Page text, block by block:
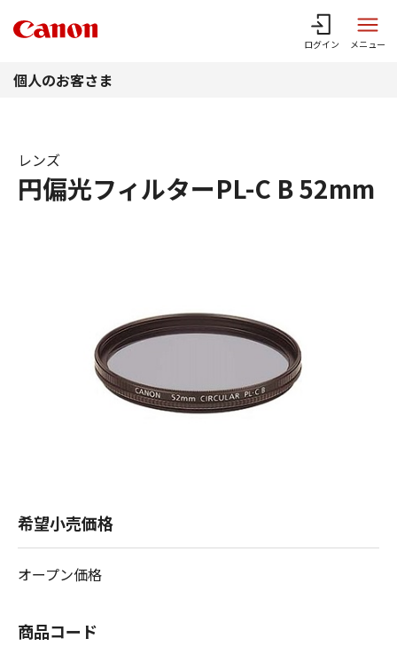
ログイン メニュー
個人のお客さま
円偏光フィルターPL-C B 52mm
レンズ
希望小売価格
オープン価格
商品コード